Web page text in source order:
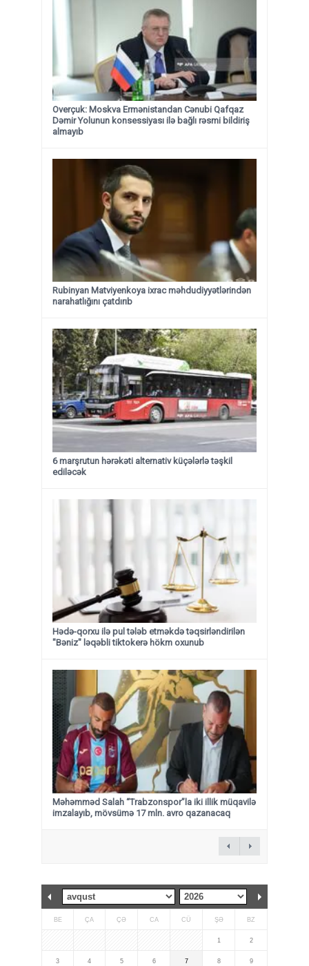
Overçuk: Moskva Ermənistandan Cənubi Qafqaz
Dəmir Yolunun konsessiyası ilə bağlı rəsmi bildiriş
almayıb
Rubinyan Matviyenkoya ixrac məhdudiyyətlərindən
narahatlığını çatdırıb
6 marşrutun hərəkəti alternativ küçələrlə təşkil
ediləcək
Hədə-qorxu ilə pul tələb etməkdə təqsirləndirilən
"Bəniz" ləqəbli tiktokerə hökm oxunub
Məhəmməd Salah “Trabzonspor”la iki illik müqavilə
imzalayıb, mövsümə 17 mln. avro qazanacaq
BE ÇA ÇƏ CA CÜ ŞƏ BZ
1 2
3 4 5 6 7 8 9